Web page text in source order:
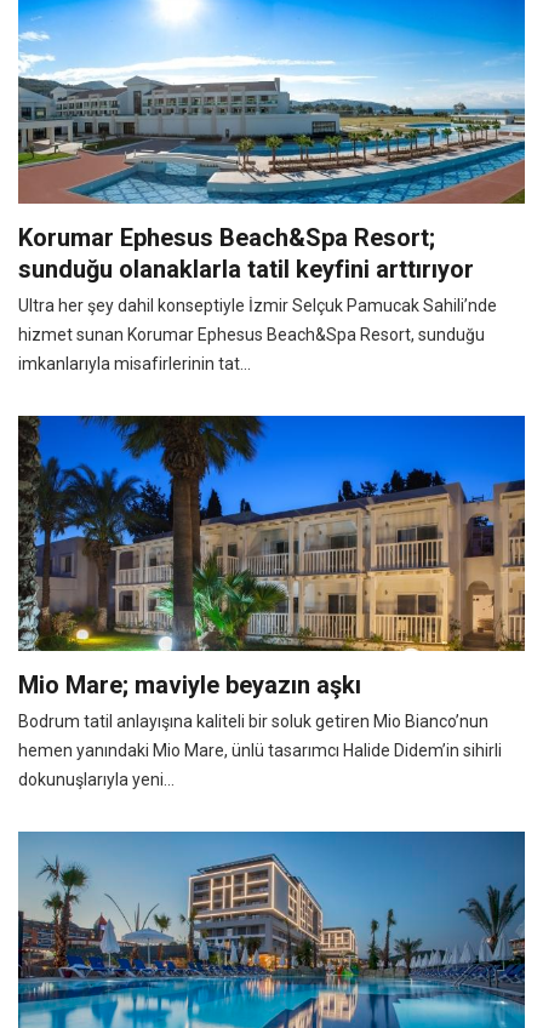
Korumar Ephesus Beach&Spa Resort;
sunduğu olanaklarla tatil keyfini arttırıyor
Ultra her şey dahil konseptiyle İzmir Selçuk Pamucak Sahili’nde
hizmet sunan Korumar Ephesus Beach&Spa Resort, sunduğu
imkanlarıyla misafirlerinin tat...
Mio Mare; maviyle beyazın aşkı
Bodrum tatil anlayışına kaliteli bir soluk getiren Mio Bianco’nun
hemen yanındaki Mio Mare, ünlü tasarımcı Halide Didem’in sihirli
dokunuşlarıyla yeni...